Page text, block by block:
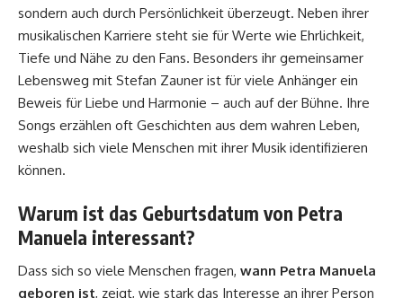
sondern auch durch Persönlichkeit überzeugt. Neben ihrer
musikalischen Karriere steht sie für Werte wie Ehrlichkeit,
Tiefe und Nähe zu den Fans. Besonders ihr gemeinsamer
Lebensweg mit Stefan Zauner ist für viele Anhänger ein
Beweis für Liebe und Harmonie – auch auf der Bühne. Ihre
Songs erzählen oft Geschichten aus dem wahren Leben,
weshalb sich viele Menschen mit ihrer Musik identifizieren
können.
Warum ist das Geburtsdatum von Petra
Manuela interessant?
Dass sich so viele Menschen fragen, wann Petra Manuela
geboren ist, zeigt, wie stark das Interesse an ihrer Person